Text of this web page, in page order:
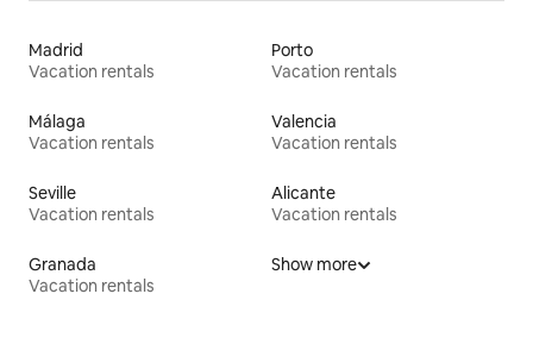
Madrid
Vacation rentals
Porto
Vacation rentals
Málaga
Vacation rentals
Valencia
Vacation rentals
Seville
Vacation rentals
Alicante
Vacation rentals
Granada
Vacation rentals
Show more